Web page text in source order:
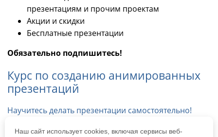
презентациям и прочим проектам
Акции и скидки
Бесплатные презентации
Обязательно подпишитесь!
Курс по созданию анимированных
презентаций
Научитесь делать презентации самостоятельно!
Logo
Наш сайт использует cookies, включая сервисы веб-